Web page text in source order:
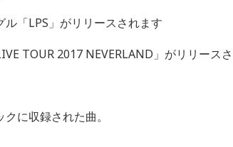
「LPS」がリリースされます
TOUR 2017 NEVERLAND」がリリース
に収録された曲。